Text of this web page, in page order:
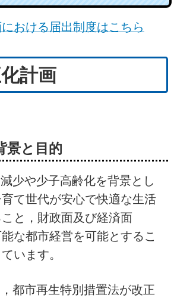
おける届出制度はこちら
計画
景と目的
少や少子高齢化を背景とし
て世代が安心で快適な生活
と，財政面及び経済面
な都市経営を可能とするこ
います。
都市再生特別措置法が改正